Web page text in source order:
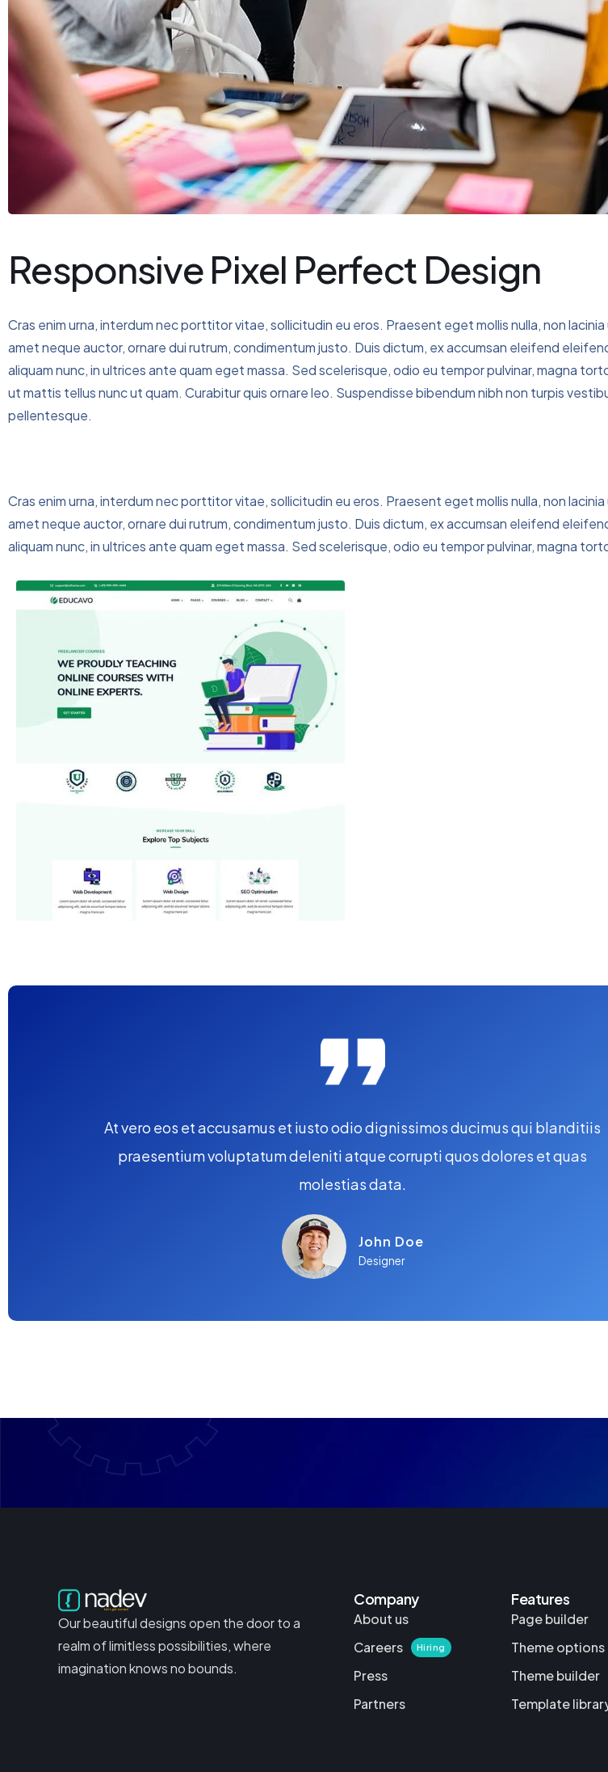
Responsive Pixel Perfect Design
Cras enim urna, interdum nec porttitor vitae, sollicitudin eu eros. Praesent eget mollis nulla, non
amet neque auctor, ornare dui rutrum, condimentum justo. Duis dictum, ex accumsan eleifend
aliquam nunc, in ultrices ante quam eget massa. Sed scelerisque, odio eu tempor pulvinar, magna
ut mattis tellus nunc ut quam. Curabitur quis ornare leo. Suspendisse bibendum nibh non turpis
pellentesque.
Cras enim urna, interdum nec porttitor vitae, sollicitudin eu eros. Praesent eget mollis nulla, non
amet neque auctor, ornare dui rutrum, condimentum justo. Duis dictum, ex accumsan eleifend
aliquam nunc, in ultrices ante quam eget massa. Sed scelerisque, odio eu tempor pulvinar, magna
At vero eos et accusamus et iusto odio dignissimos ducimus qui blanditiis
praesentium voluptatum deleniti atque corrupti quos dolores et quas
molestias data.
John Doe
Designer
Our beautiful designs open the door to a
realm of limitless possibilities, where
imagination knows no bounds.
Company
About us
Careers
Hiring
Press
Partners
Features
Page builder
Theme options
Theme builder
Template